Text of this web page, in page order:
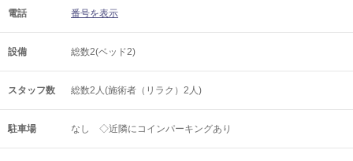
電話 番号を表示
設備 総数2(ベッド2)
スタッフ数 総数2人(施術者（リラク）2人)
駐車場 なし ◇近隣にコインパーキングあり